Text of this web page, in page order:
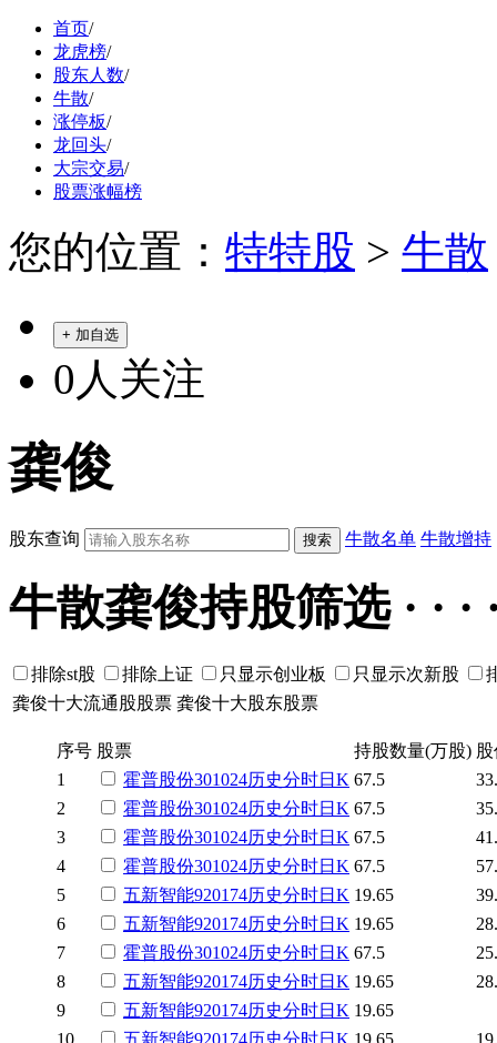
首页/
龙虎榜/
股东人数/
牛散/
涨停板/
龙回头/
大宗交易/
股票涨幅榜
您的位置： 特特股 > 牛散
+ 加自选
0 人关注
龚俊
股东查询 牛散名单 牛散增持
牛散龚俊持股筛选 · · ·
排除st股 排除上证 只显示创业板 只显示次新股
龚俊十大流通股股票 龚俊十大股东股票
序号 股票 持股数量(万股)
1
霍普股份301024历史分时日K 67.5
2
霍普股份301024历史分时日K 67.5
3
霍普股份301024历史分时日K 67.5
4
霍普股份301024历史分时日K 67.5
5
五新智能920174历史分时日K 19.65
6
五新智能920174历史分时日K 19.65
7
霍普股份301024历史分时日K 67.5
8
五新智能920174历史分时日K 19.65
9
五新智能920174历史分时日K 19.65
10
五新智能920174历史分时日K 19.65